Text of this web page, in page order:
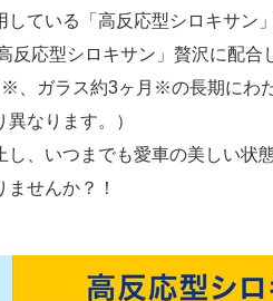
ている「高反応型シロキサン
反応型シロキサン」贅沢に配
、ガラス約3ヶ月※の長期にわ
なります。）
、いつまでも愛車の美しい状
せんか？！